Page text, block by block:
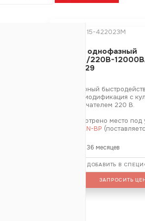
15-422023M
Байпас однофазный
BP-220/220B-
МВР4529
Тиристорный
байпас, модификация с
переключателем 220 В.
Предусмотрено место под
207.12 LAN-BP
Гарантия: 36 месяцев
ДОБАВИТЬ В
ЗАПРОСИТЬ